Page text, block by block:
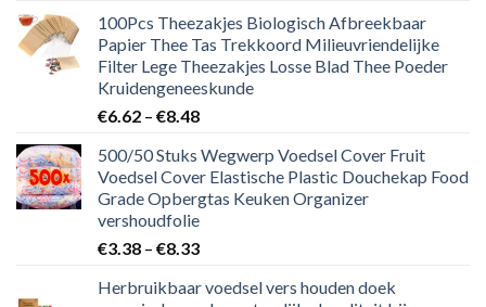
100Pcs Theezakjes Biologisch Afbreekbaar
Papier Thee Tas Trekkoord Milieuvriendelijke
Filter Lege Theezakjes Losse Blad Thee Poeder
Kruidengeneeskunde
€6.62 – €8.48
500/50 Stuks Wegwerp Voedsel Cover Fruit
Voedsel Cover Elastische Plastic Douchekap Food
Grade Opbergtas Keuken Organizer
vershoudfolie
€3.38 – €8.33
Herbruikbaar voedsel vers houden doek